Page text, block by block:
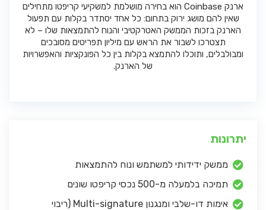
ארנק Coinbase הוא בחירה מושלמת למשקיעי קריפטו מתחילים
שאין להם מושג ירוק בתחום: כל אחד יסתדר בקלות עם תפעול
הארנק בזכות הממשק האטרקטיבי והנוח להתמצאות שלו – לא
תצטרכו לשבור את הראש עם מיליון תפריטים מסובכים
ומבולבלים, ותוכלו להתמצא בקלות בין כל הפונקציות והאפשרויות
של הארנק.
יתרונות
ממשק ידידותי למשתמש ונוח להתמצאות
תמיכה בלמעלה מ-500 נכסי קריפטו שונים
אימות דו-שלבי ומנגנון Multi-signature (ריבוי